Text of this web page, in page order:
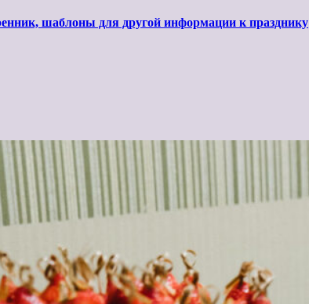
шаблоны для другой информации к празднику